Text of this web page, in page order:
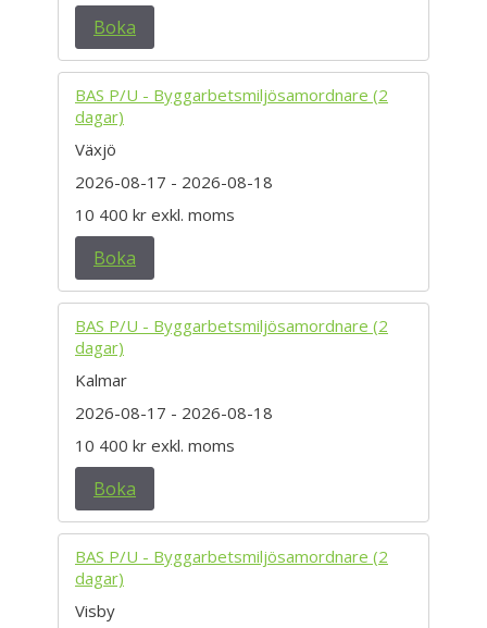
Boka
BAS P/U - Byggarbetsmiljösamordnare (2
dagar)
Växjö
2026-08-17 - 2026-08-18
10 400 kr exkl. moms
Boka
BAS P/U - Byggarbetsmiljösamordnare (2
dagar)
Kalmar
2026-08-17 - 2026-08-18
10 400 kr exkl. moms
Boka
BAS P/U - Byggarbetsmiljösamordnare (2
dagar)
Visby